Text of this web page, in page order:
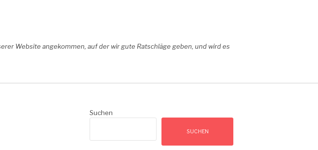
Website angekommen, auf der wir gute Ratschläge geben, und wird es
Suchen
SUCHEN